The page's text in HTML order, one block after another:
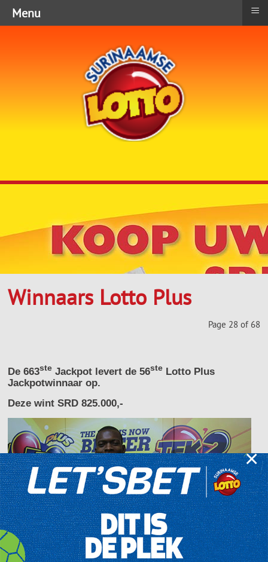
Winnaars Lotto Plus
Page 28 of 68
De 663ste Jackpot levert de 56ste Lotto Plus
Jackpotwinnaar op.
Deze wint SRD 825.000,-
×
Menu ≡